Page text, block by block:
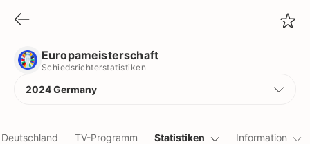
Europameisterschaft
Schiedsrichterstatistiken
2024 Germany
Deutschland TV-Programm Statistiken Information